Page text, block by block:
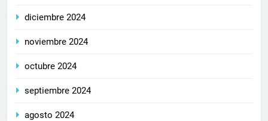
diciembre 2024
noviembre 2024
octubre 2024
septiembre 2024
agosto 2024